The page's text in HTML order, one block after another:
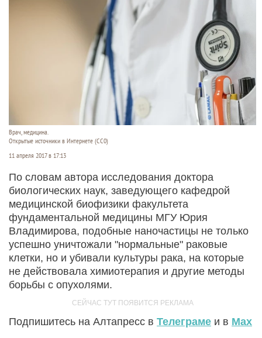
Врач, медицина.
Открытые источники в Интернете (СС0)
11 апреля 2017 в 17:13
По словам автора исследования доктора
биологических наук, заведующего кафедрой
медицинской биофизики факультета
фундаментальной медицины МГУ Юрия
Владимирова, подобные наночастицы не только
успешно уничтожали "нормальные" раковые
клетки, но и убивали культуры рака, на которые
не действовала химиотерапия и другие методы
борьбы с опухолями.
Подпишитесь на Алтапресс в Телеграме и в Max